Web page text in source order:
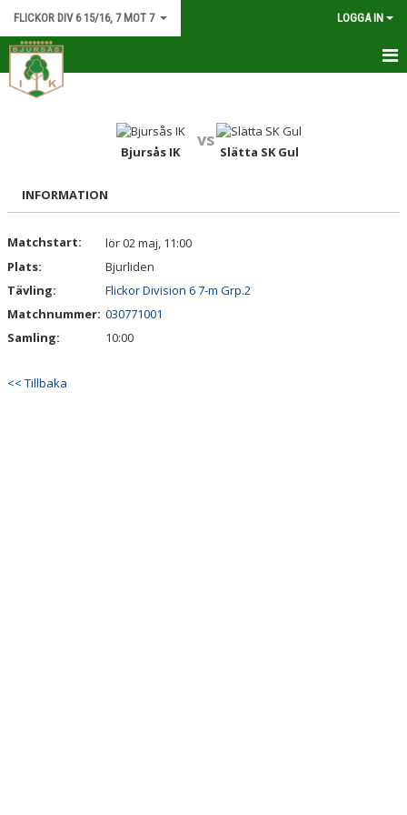
FLICKOR DIV 6 15/16, 7 MOT 7 LOGGA IN
HEM
MATCHER
TRUPPEN
BILDGALLERI
Bjursås IK
vs
Slätta SK Gul
INFORMATION
Matchstart:
lör 02 maj, 11:00
Plats:
Bjurliden
Tävling:
Flickor Division 6 7-m Grp.2
Matchnummer: 030771001
Samling:
10:00
<< Tillbaka